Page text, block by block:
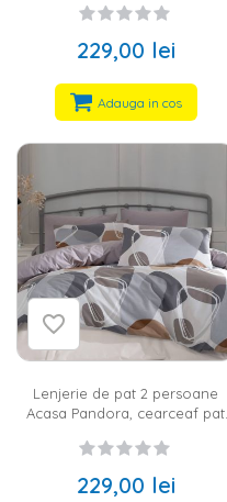
200x220 cm, 2 fete perna 50x70
verde
229,00 lei
Adauga in cos
Lenjerie de pat 2 persoane
Acasa Pandora, cearceaf pat
200x220 cm, 2 fete perna 50x70
alb
229,00 lei